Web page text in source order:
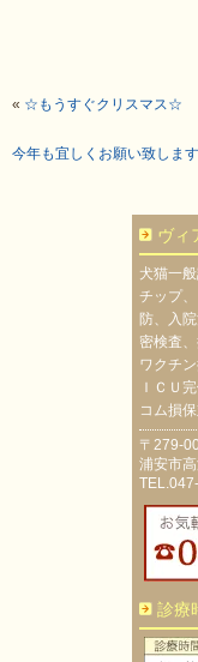
« ☆もうすぐクリスマス☆
今年も宜しくお願い致します
ヴィ
犬猫一
チップ
防、入
密検査
ワクチ
ＩＣＵ
コム損
〒279-
浦安市
診療